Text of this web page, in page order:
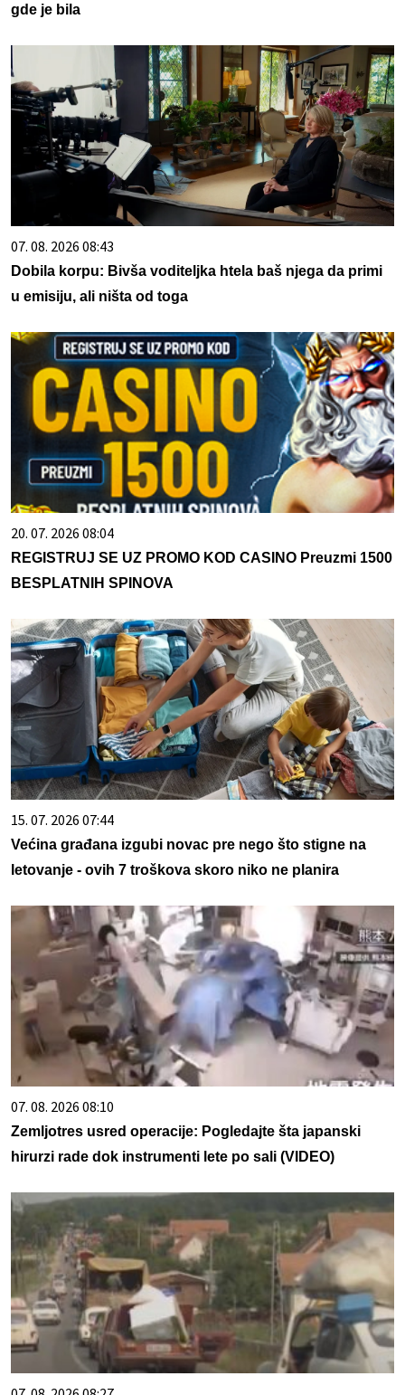
gde je bila
07. 08. 2026 08:43
Dobila korpu: Bivša voditeljka htela baš njega da primi
u emisiju, ali ništa od toga
20. 07. 2026 08:04
REGISTRUJ SE UZ PROMO KOD CASINO Preuzmi 1500
BESPLATNIH SPINOVA
15. 07. 2026 07:44
Većina građana izgubi novac pre nego što stigne na
letovanje - ovih 7 troškova skoro niko ne planira
07. 08. 2026 08:10
Zemljotres usred operacije: Pogledajte šta japanski
hirurzi rade dok instrumenti lete po sali (VIDEO)